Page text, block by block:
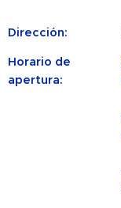
Dirección:
Horario de
apertura: